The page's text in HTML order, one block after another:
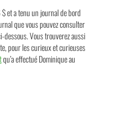
et a tenu un journal de bord
que vous pouvez consulter
Vous trouverez aussi
pour les curieux et curieuses
qu’a effectué Dominique au